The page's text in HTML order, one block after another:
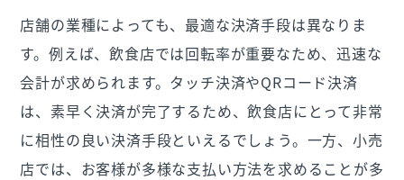
店舗の業種によっても、最適な決済手段は異なりま
す。例えば、飲食店では回転率が重要なため、迅速な
会計が求められます。タッチ決済やQRコード決済
は、素早く決済が完了するため、飲食店にとって非常
に相性の良い決済手段といえるでしょう。一方、小売
店では、お客様が多様な支払い方法を求めることが多